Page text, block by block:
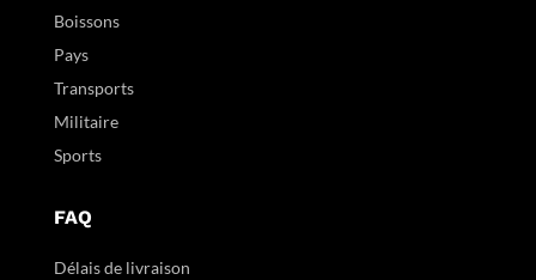
Boissons
Pays
Transports
Militaire
Sports
FAQ
Délais de livraison